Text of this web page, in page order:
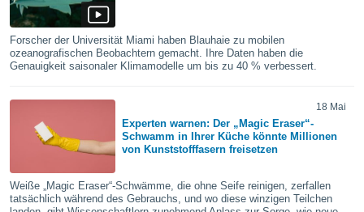
auf
basiert,
zu
zur
stellen.
AKZEPTIEREN
EINSTELLUNGEN
Forscher der Universität Miami haben Blauhaie zu mobilen
ozeanografischen Beobachtern gemacht. Ihre Daten haben die
Genauigkeit saisonaler Klimamodelle um bis zu 40 % verbessert.
18 Mai
Experten warnen: Der „Magic Eraser“-
Schwamm in Ihrer Küche könnte Millionen
von Kunststofffasern freisetzen
Weiße „Magic Eraser“-Schwämme, die ohne Seife reinigen, zerfallen
tatsächlich während des Gebrauchs, und wo diese winzigen Teilchen